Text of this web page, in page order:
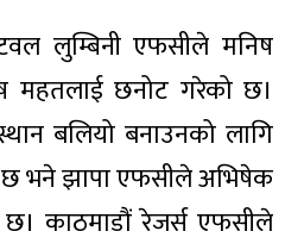
लुम्बिनी एफसीले मनिष
महतलाई छनोट गरेको छ।
बलियो बनाउनको लागि
छ भने झापा एफसीले अभिषेक